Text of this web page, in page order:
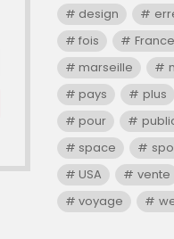
design
fois
France
marseille
pays
plus
pour
space
USA
vente
voyage